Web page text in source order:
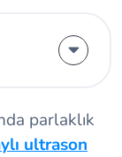
parlaklık
ultrason